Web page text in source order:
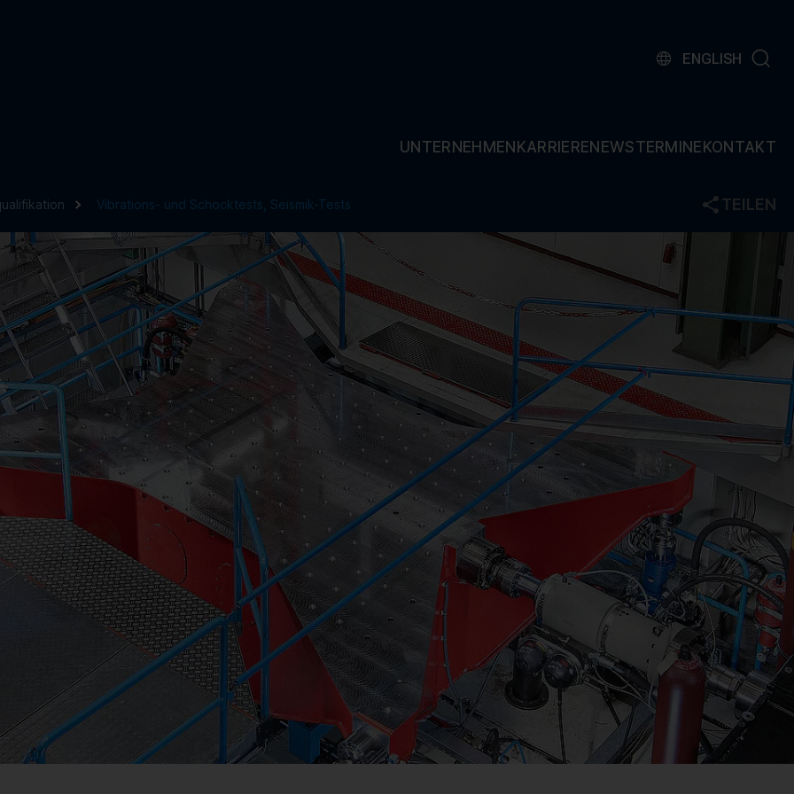
ENGLISH
UNTERNEHMEN KARRIERE NEWSTERMINE KONTAKT
Vibrations- und Schocktests, Seismik-Tests
TEILEN
Facebook
TwitterLinkedIn
Mail
TESTEN & QUALIFIZIEREN
Produktqualifikation
PRODUKTQUALIFIKATION
Übersicht
Umweltsimulation
Festigkeit und Ermüdung
Vibrations- und Schocktests, Seismik-Tests
Schall- und Akustiktests
Modaltest- und analysen
Elektromagnetische Tests
Werkstoffuntersuchung und Schadensanalyse
High Risk Testing
Absicherung mechatronischer Systeme
Virtual & Hybrid Testing
Fachplanung & Realisierung von Testzentren
Entwicklung und Bau von Prüfsystemen